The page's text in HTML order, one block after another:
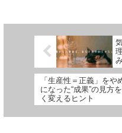
「生産性＝正義」をや
になった“成果”の見方
く変えるヒント